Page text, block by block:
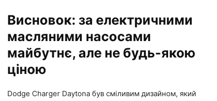
Висновок: за електричними
масляними насосами
майбутнє, але не будь-якою
ціною
Dodge Charger Daytona був сміливим дизайном, який